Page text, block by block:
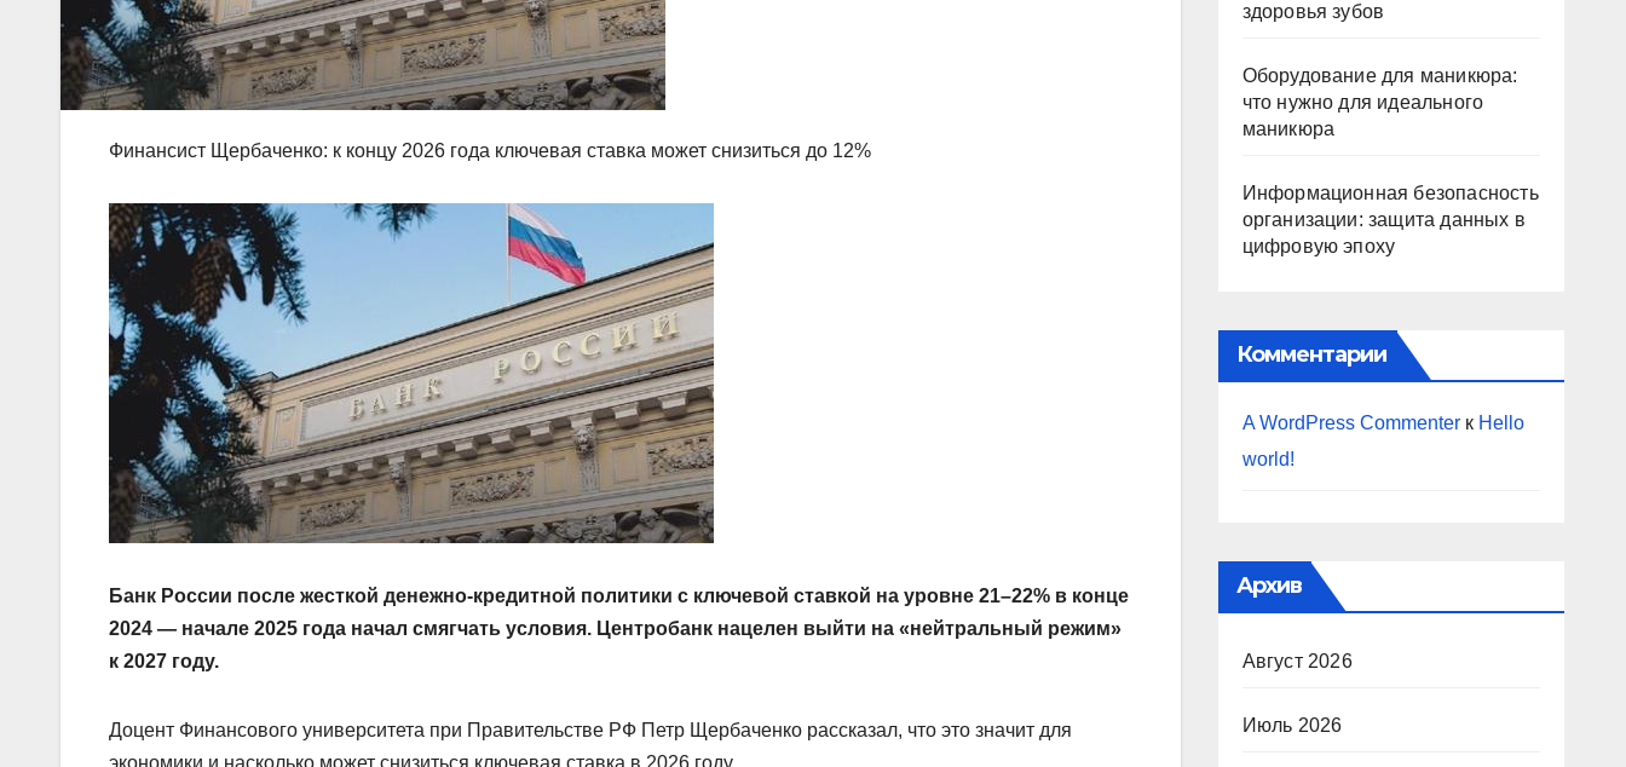
Финансист Щербаченко: к концу 2026 года ключевая ставка может снизиться до 12%
Банк России после жесткой денежно‑кредитной политики с ключевой ставкой на уровне 21–22% в конце
2024 — начале 2025 года начал смягчать условия. Центробанк нацелен выйти на «нейтральный режим»
к 2027 году.
Доцент Финансового университета при Правительстве РФ Петр Щербаченко рассказал, что это значит для
здоровья зубов
Оборудование для маникюра:
что нужно для идеального
маникюра
Информационная безопасность
организации: защита данных в
цифровую эпоху
Комментарии
A WordPress Commenterк Hello
world!
Архив
Август 2026
Июль 2026